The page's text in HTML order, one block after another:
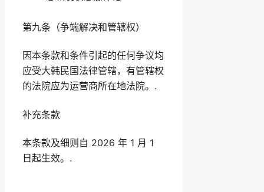
第九条（争端解决和管辖权）
因本条款和条件引起的任何争议均
应受大韩民国法律管辖，有管辖权
的法院应为运营商所在地法院。.
补充条款
本条款及细则自 2026 年 1 月 1
日起生效。.